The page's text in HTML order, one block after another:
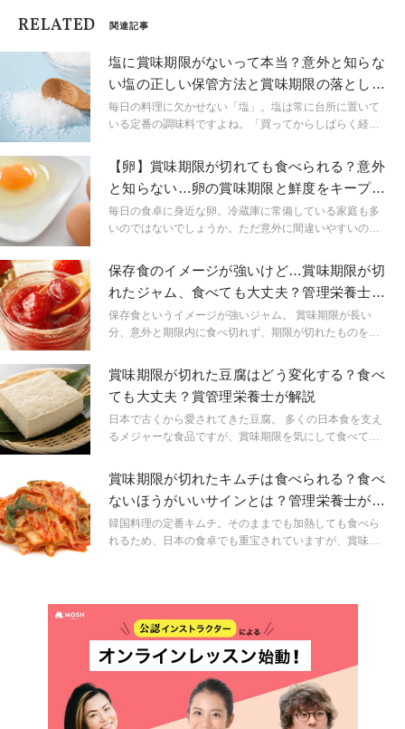
RELATED 関連記事
塩に賞味期限がないって本当？意外と知らな
い塩の正しい保管方法と賞味期限の落とし穴
｜管理栄養士解説
毎日の料理に欠かせない「塩」。塩は常に台所に置いて
いる定番の調味料ですよね。「買ってからしばらく経っ
りませんか？今回は塩の賞味期限や正しい保管方法につ
いてご紹介します。
【卵】賞味期限が切れても食べられる？意外
と知らない…卵の賞味期限と鮮度をキープす
る保存方法
毎日の食卓に身近な卵。冷蔵庫に常備している家庭も多
いのではないでしょうか。ただ意外に間違いやすいの
介します。
保存食のイメージが強いけど…賞味期限が切
れたジャム、食べても大丈夫？管理栄養士が
解説
保存食というイメージが強いジャム。 賞味期限が長い
分、意外と期限内に食べ切れず、期限が切れたものを食
のではないでしょうか？ 今回は、賞味期限が切れたジャ
ムの安全性と、安全に食べるための保存方法について管
理栄養士目線で紹介していきたいと思います。
賞味期限が切れた豆腐はどう変化する？食べ
ても大丈夫？賞管理栄養士が解説
日本で古くから愛されてきた豆腐。 多くの日本食を支え
るメジャーな食品ですが、賞味期限を気にして食べてい
ができるのかどうかや、期限が切れても安全に食べるた
めの方法などについて管理栄養士目線で紹介していきた
いと思います。
賞味期限が切れたキムチは食べられる？食べ
ないほうがいいサインとは？管理栄養士が解
説
韓国料理の定番キムチ。そのままでも加熱しても食べら
れるため、日本の食卓でも重宝されていますが、賞味期
線で紹介していきます。